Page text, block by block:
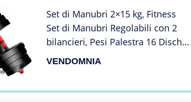
Set di Manubri 2×15 kg, Fitness
Set di Manubri Regolabili con 2
bilancieri, Pesi Palestra 16 Dischi
da 1,25 kg, 1,5kg, 2 kg, 2,5 kg per
VENDOMNIA